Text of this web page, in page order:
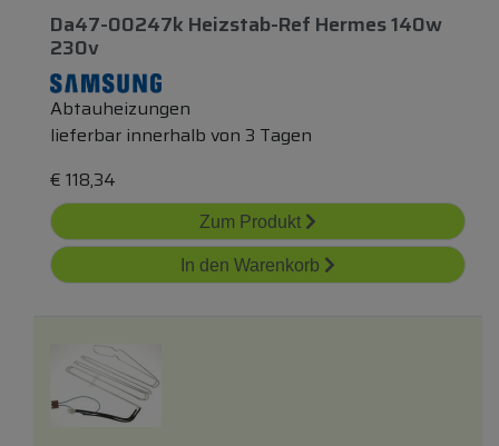
Da47-00247k Heizstab-Ref Hermes 140w
230v
Abtauheizungen
lieferbar innerhalb von 3 Tagen
€ 118,34
Zum Produkt
In den Warenkorb